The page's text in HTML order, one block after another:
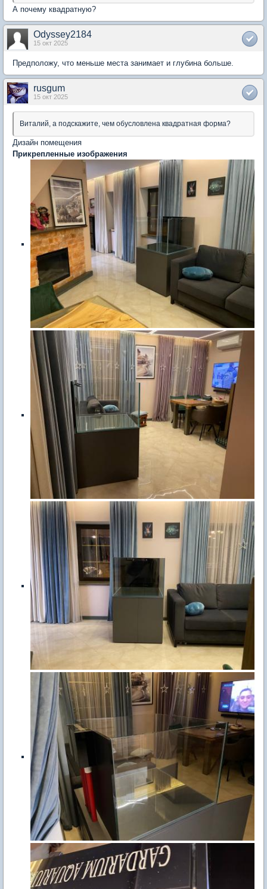
А почему квадратную?
Odyssey2184
15 окт 2025
Предположу, что меньше места занимает и глубина больше.
rusgum
15 окт 2025
Виталий, а подскажите, чем обусловлена квадратная форма?
Дизайн помещения
Прикрепленные изображения